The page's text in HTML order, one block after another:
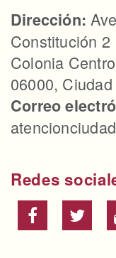
Dirección:
Constitución 2
Colonia
06000,
Correo
Redes